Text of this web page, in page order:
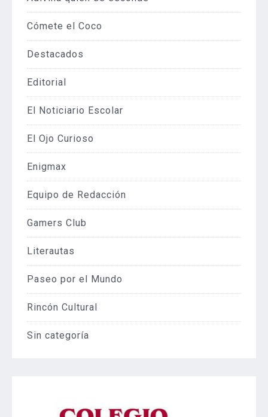
Cómete el Coco
Destacados
Editorial
El Noticiario Escolar
El Ojo Curioso
Enigmax
Equipo de Redacción
Gamers Club
Literautas
Paseo por el Mundo
Rincón Cultural
Sin categoría